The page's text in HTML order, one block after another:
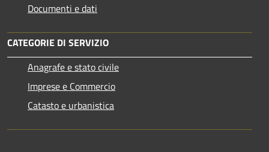
Documenti e dati
CATEGORIE DI SERVIZIO
Anagrafe e stato civile
Imprese e Commercio
Catasto e urbanistica